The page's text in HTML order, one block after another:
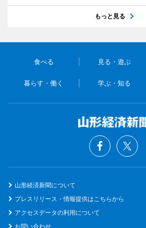
もっと見る
食べる 見る・遊ぶ
暮らす・働く 学ぶ・知る
山形経済新聞について
プレスリリース・情報提供はこちらから
アクセスデータの利用について
お問い合わせ